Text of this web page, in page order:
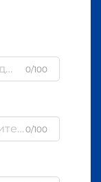
0/100
0/100